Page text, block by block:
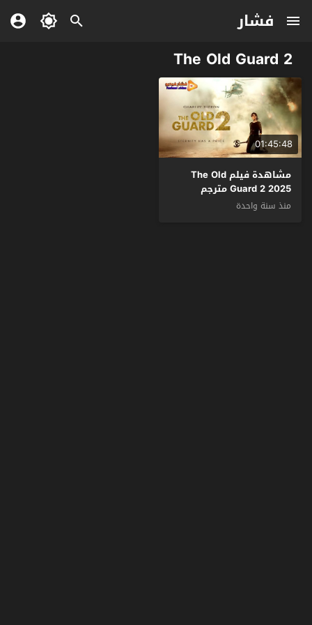
فشار
The Old Guard 2
01:45:48
مشاهدة فيلم The Old
Guard 2 2025 مترجم
منذ سنة واحدة